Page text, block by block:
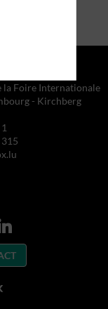
la Foire Internationale
- Kirchberg